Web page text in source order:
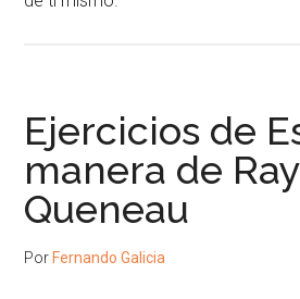
Ejercicios de
manera de
Queneau
Por Fernando Galicia